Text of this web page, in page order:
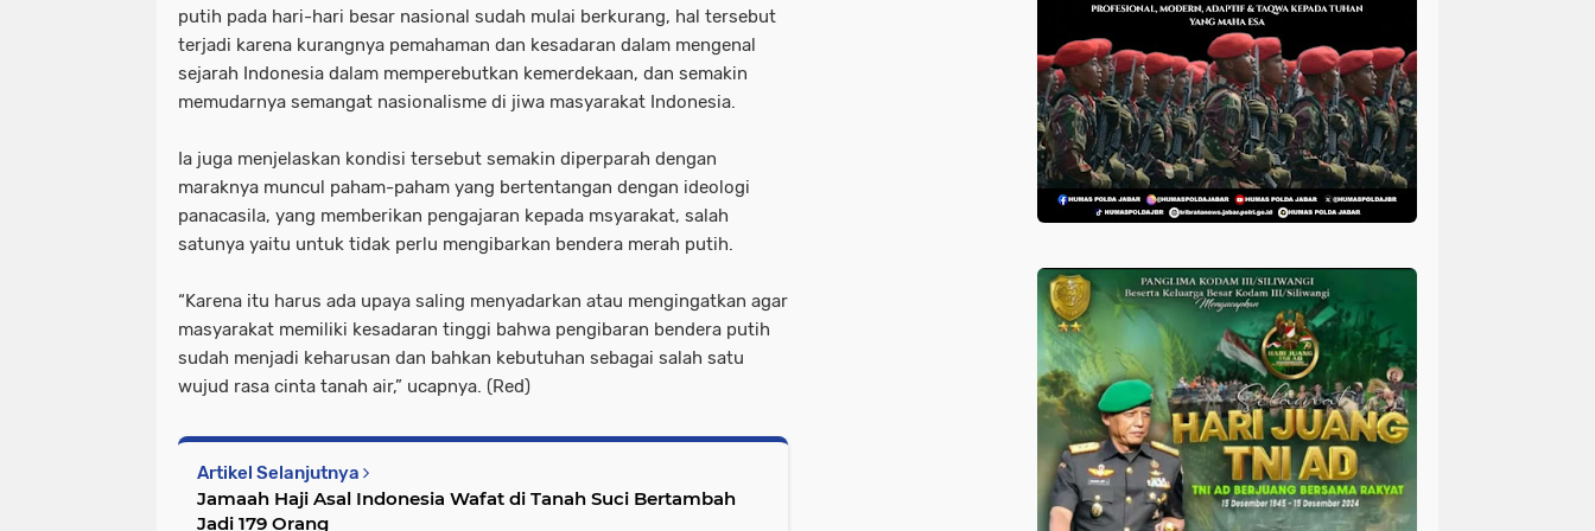
putih pada hari-hari besar nasional sudah mulai berkurang, hal tersebut
terjadi karena kurangnya pemahaman dan kesadaran dalam mengenal
sejarah Indonesia dalam memperebutkan kemerdekaan, dan semakin
memudarnya semangat nasionalisme di jiwa masyarakat Indonesia.
Ia juga menjelaskan kondisi tersebut semakin diperparah dengan
maraknya muncul paham-paham yang bertentangan dengan ideologi
panacasila, yang memberikan pengajaran kepada msyarakat, salah
satunya yaitu untuk tidak perlu mengibarkan bendera merah putih.
“Karena itu harus ada upaya saling menyadarkan atau mengingatkan agar
masyarakat memiliki kesadaran tinggi bahwa pengibaran bendera putih
sudah menjadi keharusan dan bahkan kebutuhan sebagai salah satu
wujud rasa cinta tanah air,” ucapnya. (Red)
Artikel Selanjutnya
Jamaah Haji Asal Indonesia Wafat di Tanah Suci Bertambah
Jadi 179 Orang